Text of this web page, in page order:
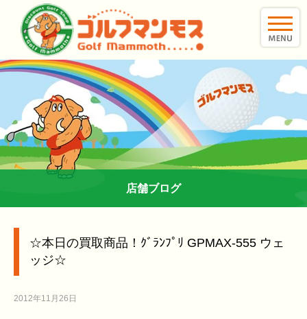
店舗ブログ
☆本日の買取商品！ｸﾞﾗﾝﾌﾟﾘ GPMAX-555 ウェ
ッジ☆
2012年11月26日